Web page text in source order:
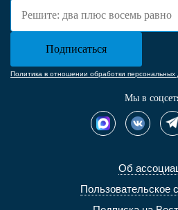
Об
Пользовательское
Политика в отношении обработки персональных
Мы в